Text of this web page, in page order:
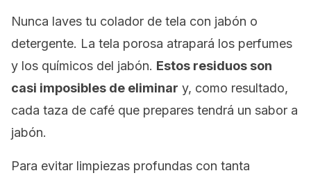
Nunca laves tu colador de tela con jabón o
detergente. La tela porosa atrapará los perfumes
y los químicos del jabón. Estos residuos son
casi imposibles de eliminar y, como resultado,
cada taza de café que prepares tendrá un sabor a
jabón.
Para evitar limpiezas profundas con tanta